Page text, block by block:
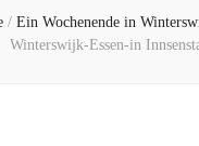
/ Ein Wochenende in
Winterswijk-Essen-in